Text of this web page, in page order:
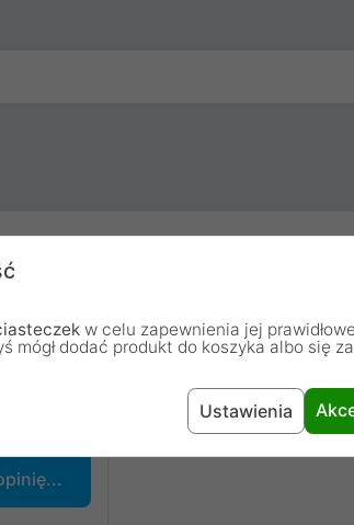
zakupiły lub używały dany produkt.
w celu zapewnienia jej
mógł dodać produkt do koszyka albo się
Ustawienia